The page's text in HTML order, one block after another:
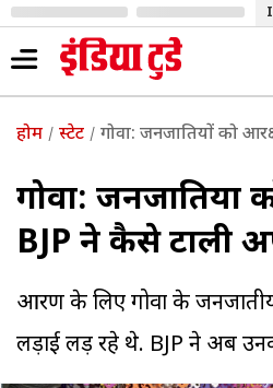
होम स्टेट गोवा: जनजातियों को आरक्षण
गोवा: जनजातियों
BJP ने कैसे टाली
आरक्षण के लिए गोवा के
लड़ाई लड़ रहे थे. BJP ने अब